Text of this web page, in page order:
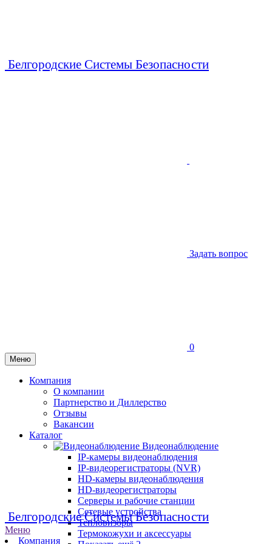
Белгородские Системы Безопасности
Задать вопрос
0
Меню
Компания
О компании
Партнерство и Диллерство
Отзывы
Вакансии
Каталог
Видеонаблюдение
IP-камеры видеонаблюдения
IP-видеорегистраторы (NVR)
HD-камеры видеонаблюдения
HD-видеорегистраторы
Серверы и рабочие станции
Сетевые устройства
Тепловизоры
Термокожухи и аксессуары
Белгородские Системы Безопасности
Меню
Компания